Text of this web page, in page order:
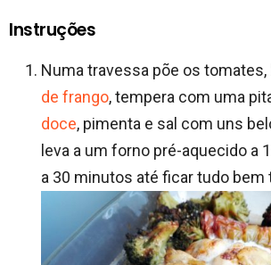
Instruções
Numa travessa põe os tomates,
de frango, tempera com uma
doce, pimenta e sal com uns
leva a um forno pré-aquecido a
a 30 minutos até ficar tudo bem